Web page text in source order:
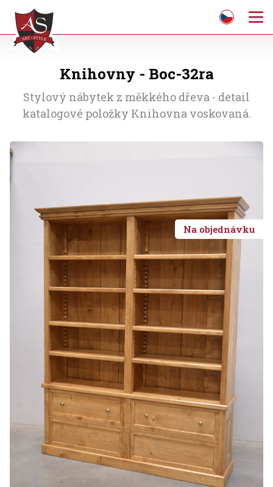
Knihovny - Boc-32ra
Stylový nábytek z měkkého dřeva - detail
katalogové položky Knihovna voskovaná.
Na objednávku